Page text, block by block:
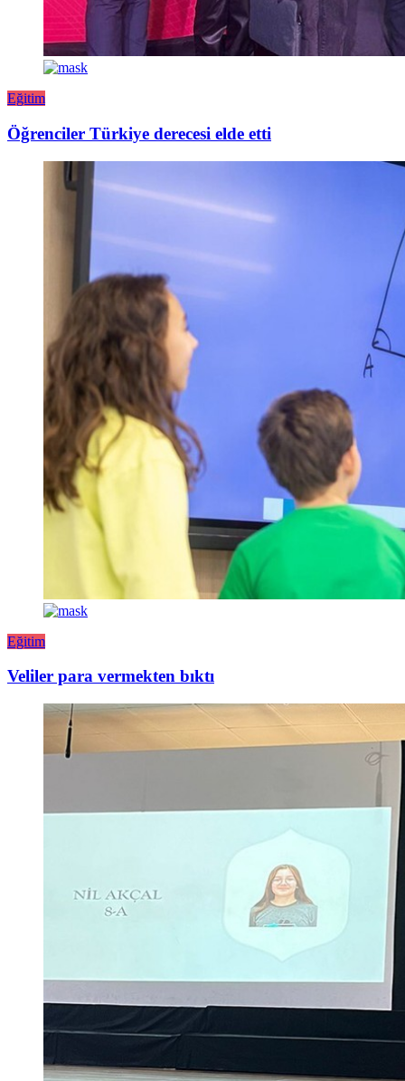
Eğitim
Öğrenciler Türkiye derecesi elde etti
Eğitim
Veliler para vermekten bıktı